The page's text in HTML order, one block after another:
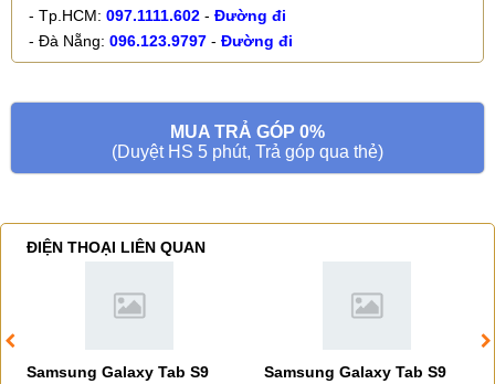
- Tp.HCM: 097.1111.602 - Đường đi
- Đà Nẵng: 096.123.9797 - Đường đi
MUA TRẢ GÓP 0%
(Duyệt HS 5 phút, Trả góp qua thẻ)
ĐIỆN THOẠI LIÊN QUAN
Samsung Galaxy Tab S9
Samsung Galaxy Tab S9